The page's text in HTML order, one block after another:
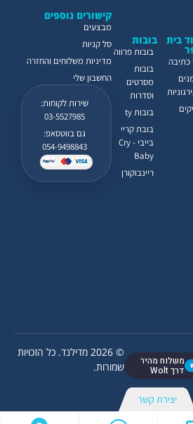
משלוח מהיר
דרך Wolt
© 2026 מדילנד. כל הזכויות
שמורות.
קישורים נוספים
מבצעים
סל קניות
מדיניות משלוחים והחזרה
החשבון שלי
שירות לקוחות:
03-5527985
גם בווטסאפ:
054-9498843
בית
כתיבה
בובות
בובות פרווה
בובות
מסרטים
וסדרות
בובות ty
בובת קריי
בייבי - Cry
Baby
ריינבוקורן
יצירת קשר